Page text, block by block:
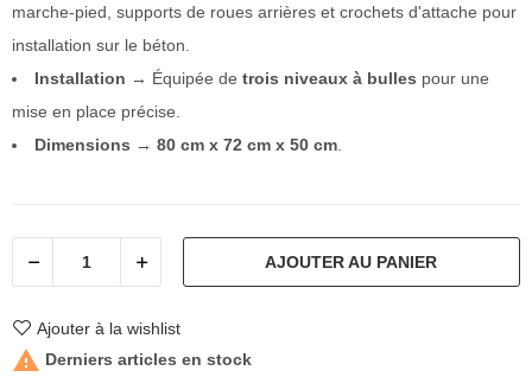
marche-pied, supports de roues arrières et crochets d'attache pour
installation sur le béton.
Installation → Équipée de trois niveaux à bulles pour une
mise en place précise.
Dimensions → 80 cm x 72 cm x 50 cm
AJOUTER AU PANIER
Ajouter à la wishlist
 Derniers articles en stock